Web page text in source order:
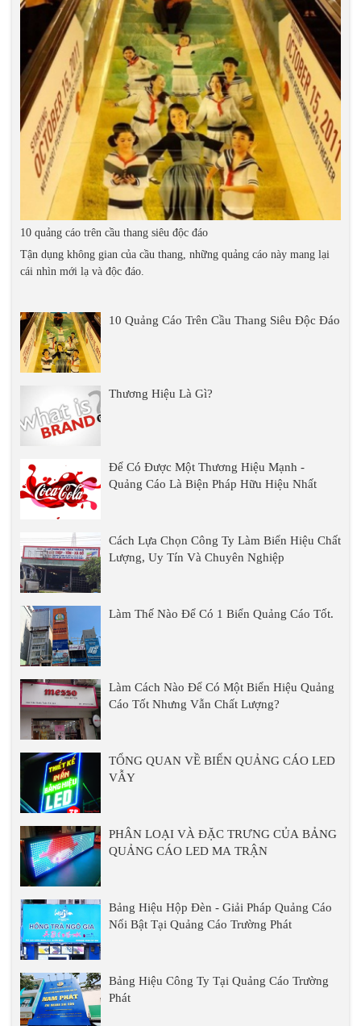
10 quảng cáo trên cầu thang siêu độc đáo
Tận dụng không gian của cầu thang, những quảng cáo này mang lại
cái nhìn mới lạ và độc đáo.
10 Quảng Cáo Trên Cầu Thang Siêu Độc Đáo
Thương Hiệu Là Gì?
Để Có Được Một Thương Hiệu Mạnh -
Quảng Cáo Là Biện Pháp Hữu Hiệu Nhất
Cách Lựa Chọn Công Ty Làm Biển Hiệu Chất
Lượng, Uy Tín Và Chuyên Nghiệp
Làm Thế Nào Để Có 1 Biển Quảng Cáo Tốt.
Làm Cách Nào Để Có Một Biển Hiệu Quảng
Cáo Tốt Nhưng Vẫn Chất Lượng?
TỔNG QUAN VỀ BIỂN QUẢNG CÁO LED
VẪY
PHÂN LOẠI VÀ ĐẶC TRƯNG CỦA BẢNG
QUẢNG CÁO LED MA TRẬN
Bảng Hiệu Hộp Đèn - Giải Pháp Quảng Cáo
Nổi Bật Tại Quảng Cáo Trường Phát
Bảng Hiệu Công Ty Tại Quảng Cáo Trường
Phát